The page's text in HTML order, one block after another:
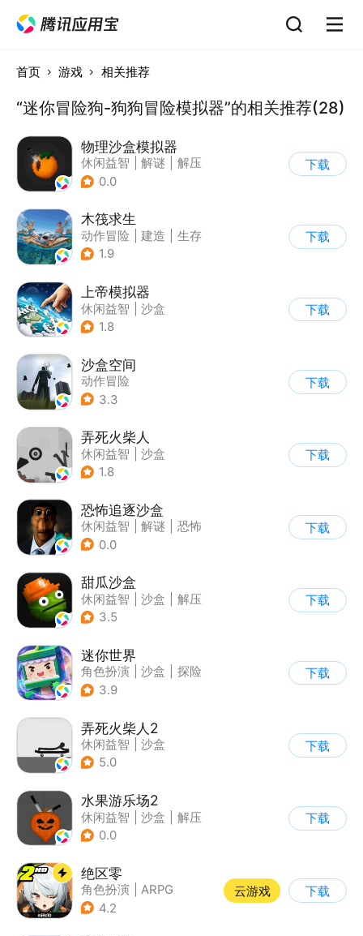
首页 游戏 相关推荐
“迷你冒险狗-狗狗冒险模拟器”的相关推荐(28)
物理沙盒模拟器
休闲益智 解谜
解压
| 脑洞
0.0
下载
木筏求生
动作冒险 建造
生存
| 写实
1.9
下载
上帝模拟器
休闲益智
沙盒
| 建造模拟
1.8
下载
沙盒空间
动作冒险
| 第一人称射击
3.3
下载
弄死火柴人
休闲益智
沙盒
| 火柴人
1.8
下载
恐怖追逐沙盒
休闲益智 解谜
恐怖
| 暗黑
0.0
下载
甜瓜沙盒
休闲益智 沙盒
解压
| 像素风
3.5
下载
迷你世界
角色扮演 沙盒
探险
| 我的世界
3.9
下载
弄死火柴人2
休闲益智
沙盒
5.0
下载
水果游乐场2
休闲益智 沙盒
解压
| 脑洞
0.0
下载
绝区零
角色扮演
ARPG
| 冒险
4.2
云游戏 下载